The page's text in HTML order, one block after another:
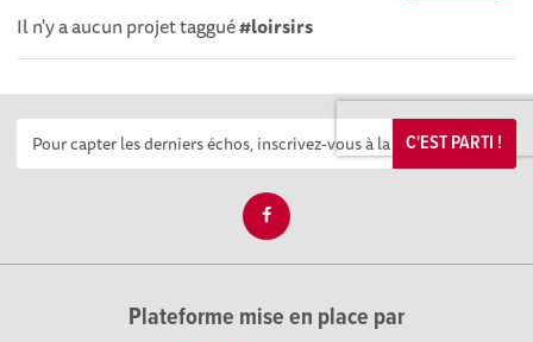
Il n'y a aucun projet taggué#loirsirs
C'EST PARTI !
Plateforme mise en place par